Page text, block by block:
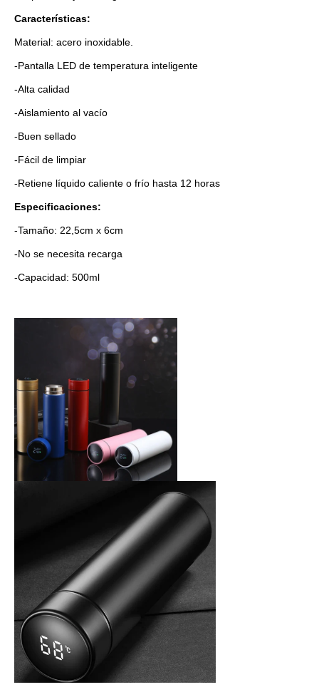
Características:
Material: acero inoxidable.
-Pantalla LED de temperatura inteligente
-Alta calidad
-Aislamiento al vacío
-Buen sellado
-Fácil de limpiar
-Retiene líquido caliente o frío hasta 12 horas
Especificaciones:
-Tamaño: 22,5cm x 6cm
-No se necesita recarga
-Capacidad: 500ml